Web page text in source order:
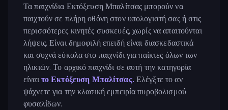
Τα παιχνίδια Εκτόξευση Μπαλίτσας μπορούν να
παιχτούν σε πλήρη οθόνη στον υπολογιστή σας ή στις
περισσότερες κινητές συσκευές, χωρίς να απαιτούνται
λήψεις. Είναι δημοφιλή επειδή είναι διασκεδαστικά
και συχνά εύκολα στο παιχνίδι για παίκτες όλων των
ηλικιών. Το αρχικό παιχνίδι σε αυτή την κατηγορία
είναιτο Εκτόξευση Μπαλίτσας. Ελέγξτε το αν
ψάχνετε για την κλασική εμπειρία πυροβολισμού
φυσαλίδων.